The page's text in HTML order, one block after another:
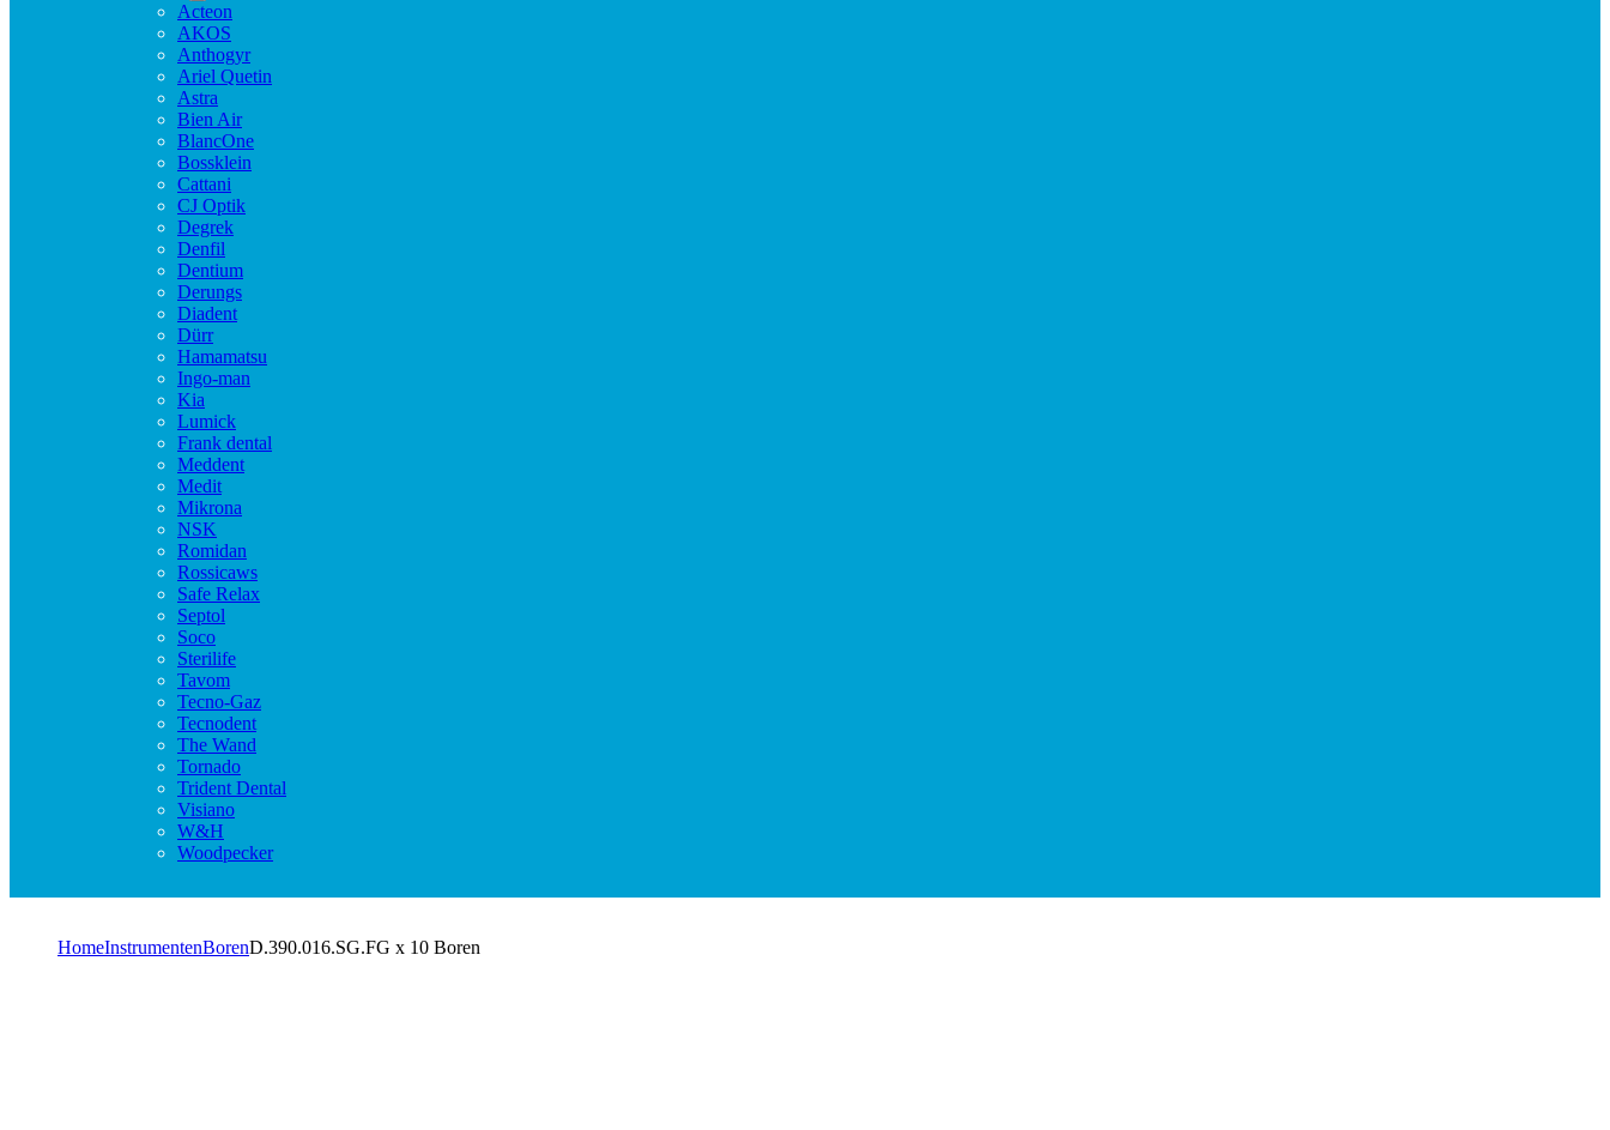
Acteon
AKOS
Anthogyr
Ariel Quetin
Astra
Bien Air
BlancOne
Bossklein
Cattani
CJ Optik
Degrek
Denfil
Dentium
Derungs
Diadent
Dürr
Hamamatsu
Ingo-man
Kia
Lumick
Frank dental
Meddent
Medit
Mikrona
NSK
Romidan
Rossicaws
Safe Relax
Septol
Soco
Sterilife
Tavom
Tecno-Gaz
Tecnodent
The Wand
Tornado
Trident Dental
Visiano
W&H
Woodpecker
HomeInstrumentenBorenD.390.016.SG.FG x 10 Boren